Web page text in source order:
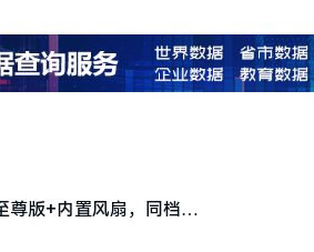
尊版+内置风扇，同档领